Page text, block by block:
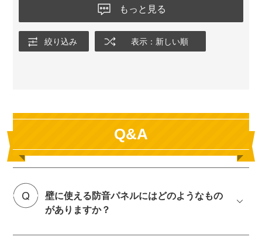
活音も隣室に聞こえていると申し訳ないと思い設置をしまし
賃貸なので原状回復もしやすい突っ張り棒を使った設置が選べ
るのはありがたいです。
肝心の防音ですが、全く聞こえなくなるという効果はありませ
んが気にならない程度に小さくなりました。
1枚のパネルが結構重たいので、安心感があります。
選んだ壁紙は少しチクチクするので、サンプルを取り寄せて検
討されるのをおすすめします。
もっと見る
絞り込み 表示：新しい順
Q&A
壁に使える防音パネルにはどのようなもの
がありますか？